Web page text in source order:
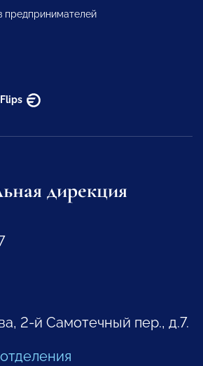
предпринимателей
Flips
дирекция
2-й Самотечный пер., д.7.